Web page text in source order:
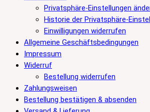
Privatsphäre-Einstellungen
Historie der Privatsphäre-
Einwilligungen widerrufen
Allgemeine Geschäftsbedingungen
Impressum
Widerruf
Bestellung widerrufen
Zahlungsweisen
Bestellung bestätigen & absenden